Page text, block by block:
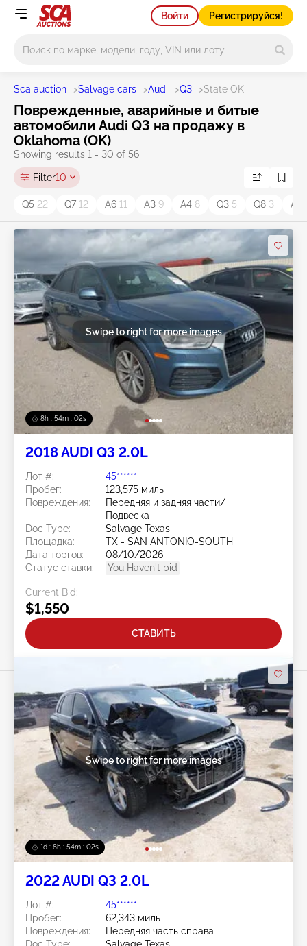
Войти Регистрируйся!
Sca auction >Salvage cars >Audi >Q3 >State OK
Поврежденные, аварийные и битые
автомобили Audi Q3 на продажу в
Oklahoma (OK)
Showing results 1 - 30 of 56
Filter10
Q5 22 Q7 12 A6 11 A3 9 A4 8 Q3 5 Q8 3 A5
8h : 53m : 59s
Swipe to right for more images
2018 AUDI Q3 2.0L
Лот #:
45******
Пробег:
123,575 миль
Повреждения:
Передняя и задняя части/
Подвеска
Doc Type:
Salvage Texas
Площадка:
TX - SAN ANTONIO-SOUTH
Дата торгов:
08/10/2026
Статус ставки:
You Haven't bid
Current Bid:
$1,550
СТАВИТЬ
1d : 8h : 53m : 59s
Swipe to right for more images
2022 AUDI Q3 2.0L
Лот #:
45******
Пробег:
62,343 миль
Повреждения:
Передняя часть справа